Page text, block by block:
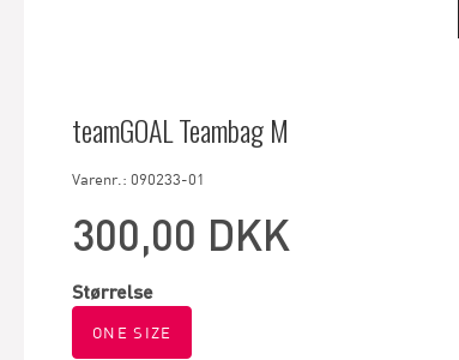
teamGOAL Teambag M
Varenr.: 090233-01
300,00 DKK
Størrelse
ONE SIZE